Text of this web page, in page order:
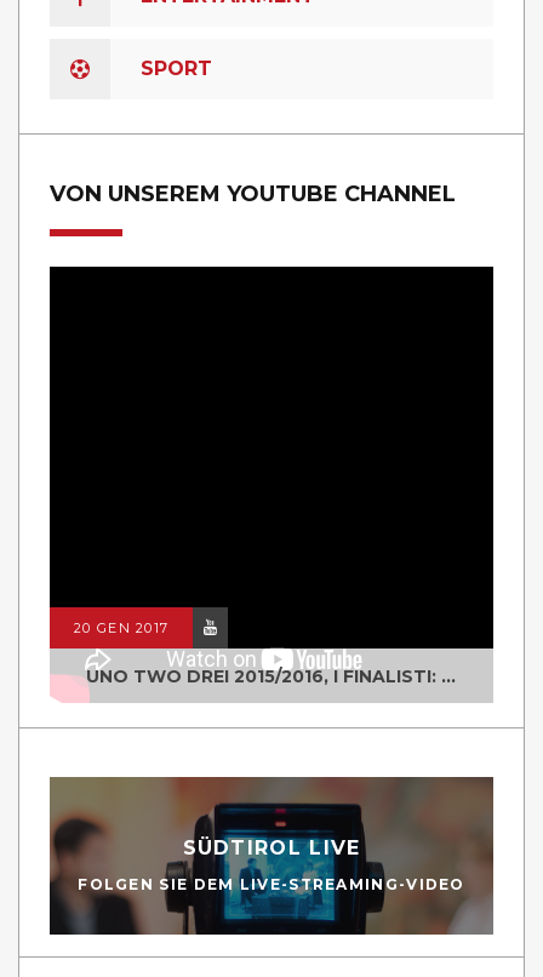
SPORT
VON UNSEREM YOUTUBE CHANNEL
20 GEN 2017
UNO TWO DREI 2015/2016, I FINALISTI: CLASSE IV ALS ISTITUTO "DEGASPERI" BORGO VALSUGANA
SÜDTIROL LIVE
FOLGEN SIE DEM LIVE-STREAMING-VIDEO